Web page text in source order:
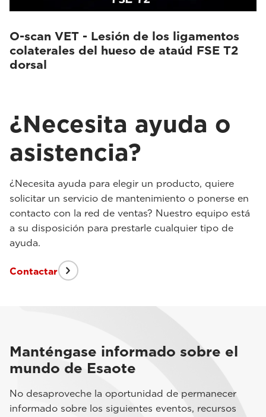
O-scan VET - Lesión de los ligamentos
colaterales del hueso de ataúd FSE T2
dorsal
¿Necesita ayuda o
asistencia?
¿Necesita ayuda para elegir un producto, quiere
solicitar un servicio de mantenimiento o ponerse en
contacto con la red de ventas? Nuestro equipo está
a su disposición para prestarle cualquier tipo de
ayuda.
Contactar
Manténgase informado sobre el
mundo de Esaote
No desaproveche la oportunidad de permanecer
informado sobre los siguientes eventos, recursos